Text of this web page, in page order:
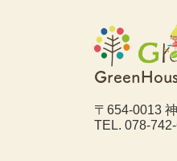
〒654-0013
TEL. 078-